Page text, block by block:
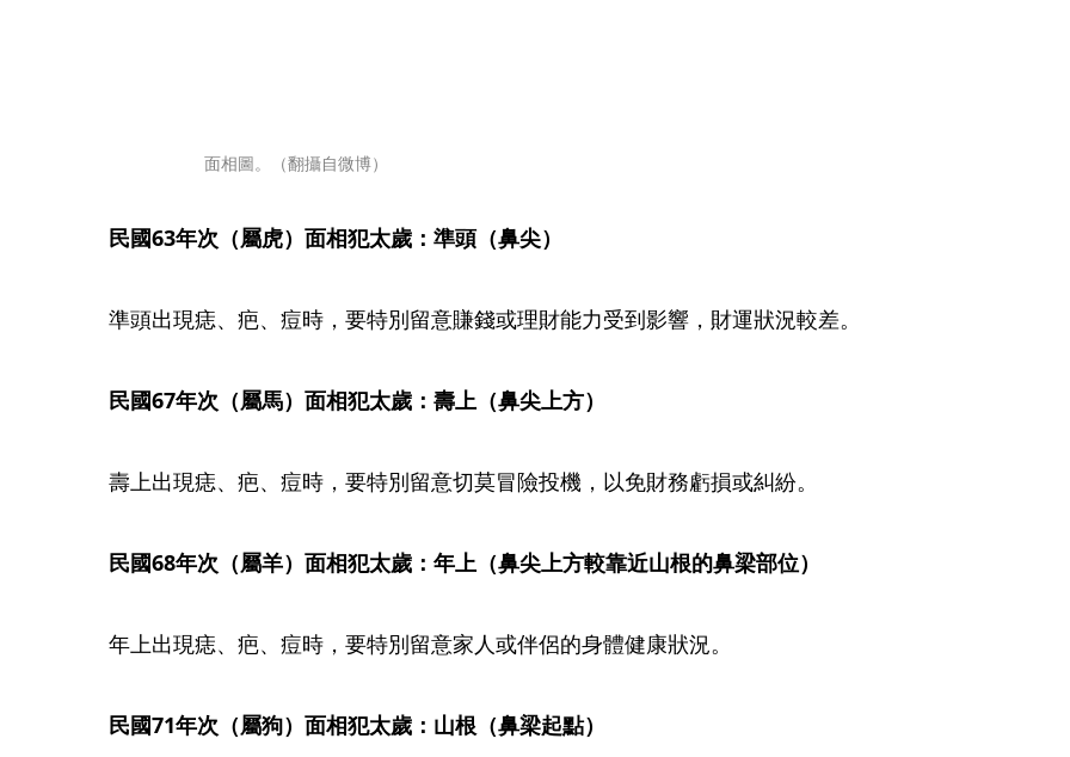
面相圖。（翻攝自微博）
民國63年次（屬虎）面相犯太歲：準頭（鼻尖）
準頭出現痣、疤、痘時，要特別留意賺錢或理財能力受到影響，財運狀況較差。
民國67年次（屬馬）面相犯太歲：壽上（鼻尖上方）
壽上出現痣、疤、痘時，要特別留意切莫冒險投機，以免財務虧損或糾紛。
民國68年次（屬羊）面相犯太歲：年上（鼻尖上方較靠近山根的鼻梁部位）
年上出現痣、疤、痘時，要特別留意家人或伴侶的身體健康狀況。
民國71年次（屬狗）面相犯太歲：山根（鼻梁起點）